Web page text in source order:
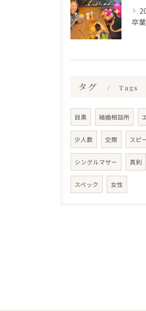
タグ Tags
目黒 結婚相談所
少人数 交際 スピ
シングルマザー 真剣
スペック 女性